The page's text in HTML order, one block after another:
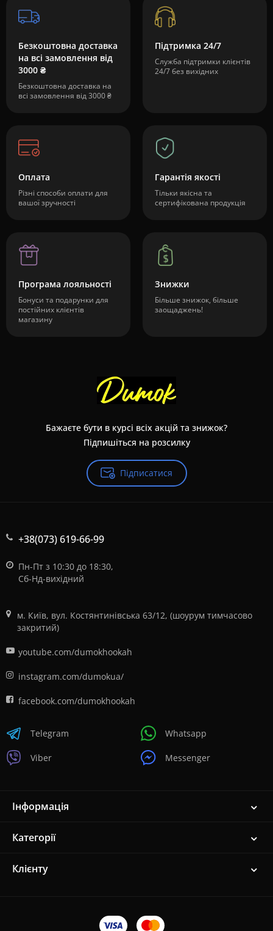
Безкоштовна доставка
на всі замовлення від
3000 ₴
Безкоштовна доставка на
всі замовлення від 3000 ₴
Підтримка 24/7
Служба підтримки клієнтів
24/7 без вихідних
Оплата
Різні способи оплати для
вашої зручності
Гарантія якості
Тільки якісна та
сертифікована продукція
Програма лояльності
Бонуси та подарунки для
постійних клієнтів
магазину
Знижки
Більше знижок, більше
заощаджень!
Бажаєте бути в курсі всіх акцій та знижок?
Підпишіться на розсилку
Підписатися
+38(073) 619-66-99
Пн-Пт з 10:30 до 18:30,
Сб-Нд-вихідний
м. Київ, вул. Костянтинівська 63/12, (шоурум тимчасово
закритий)
youtube.com/dumokhookah
instagram.com/dumokua/
facebook.com/dumokhookah
Telegram
Viber
Whatsapp
Messenger
Інформація
Категорії
Клієнту